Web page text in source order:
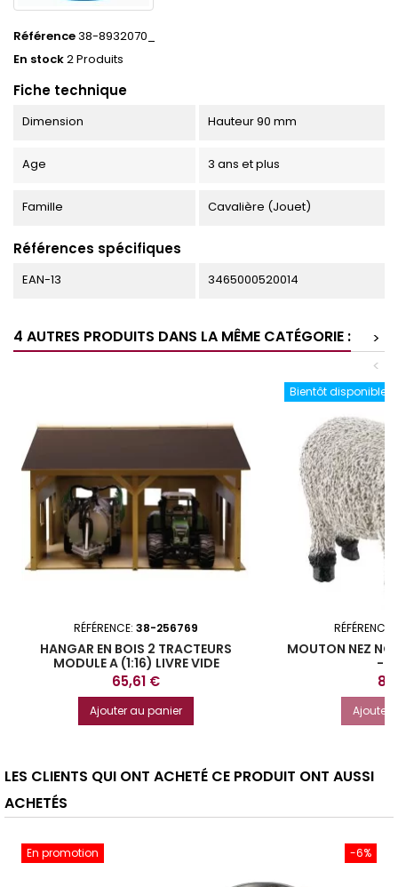
Référence38-8932070_
En stock2 Produits
Fiche technique
Dimension Hauteur 90 mm
Age 3 ans et plus
Famille Cavalière (Jouet)
Références spécifiques
EAN-13 3465000520014
4 AUTRES PRODUITS DANS LA MÊME CATÉGORIE :
>
<
RÉFÉRENCE: 38-256769
HANGAR EN BOIS 2 TRACTEURS
MODULE A (1:16) LIVRE VIDE
Prix
65,61 €
Ajouter au panier
Bientôt disponible
RÉFÉRENCE:
MOUTON NEZ
-
Prix
Ajouter
LES CLIENTS QUI ONT ACHETÉ CE PRODUIT ONT AUSSI
ACHETÉS
-6%
En promotion